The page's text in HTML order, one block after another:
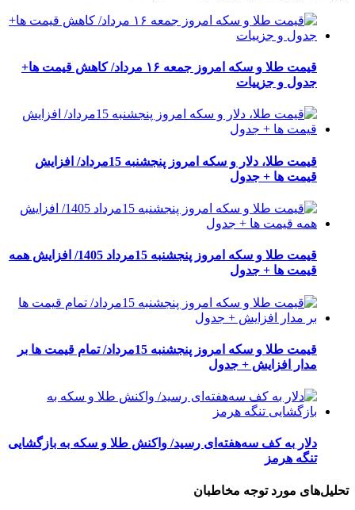
قیمت طلا و سکه امروز جمعه ۱۶ مرداد/ کاهش قیمت ها+
جدول و جزییات
قیمت طلا، دلار و سکه امروز پنجشنبه 15مرداد/ افزایش
قیمت ها + جدول
قیمت طلا و سکه امروز پنجشنبه 15مرداد 1405/ افزایش همه
قیمت ها + جدول
قیمت طلا و سکه امروز پنجشنبه 15مرداد/ تمام قیمت ها بر
مدار افزایش + جدول
دلار به کف سه‌هفته‌ای رسید/ واکنش طلا و سکه به بازگشایی
تنگه هرمز
تحلیل‌های مورد توجه مخاطبان